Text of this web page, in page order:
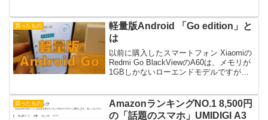
は、ごく当たり前のことです。どの端末
で...
買ったもの
軽量版Android 「Go edition」と
は
以前に購入したスマートフォン Xiaomiの
Redmi Go BlackViewのA60は、メモリが
1GBしかないローエンドモデルですが、
「Go e...
買ったもの
AmazonランキングNO.1 8,500円
の「話題のスマホ」UMIDIGI A3